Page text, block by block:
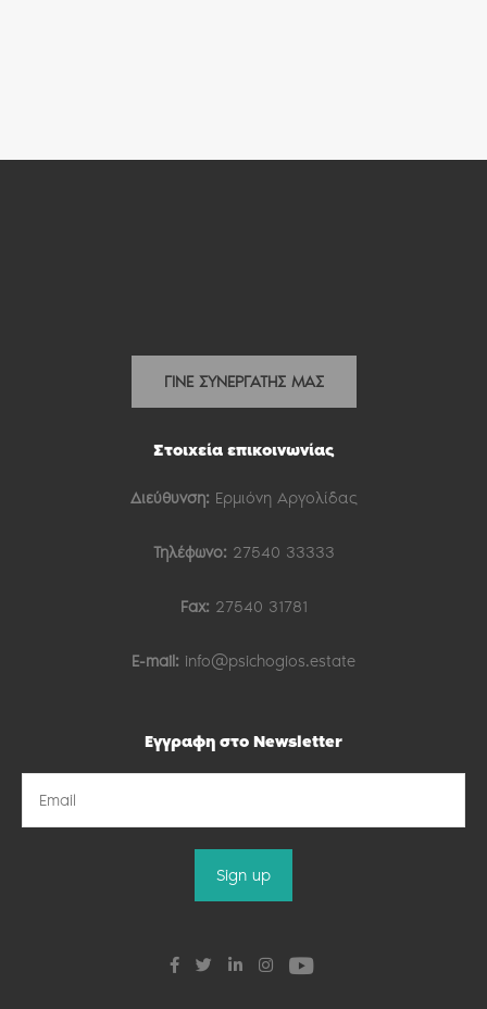
ΓΙΝΕ ΣΥΝΕΡΓΑΤΗΣ ΜΑΣ
Στοιχεία επικοινωνίας
Διεύθυνση: Ερμιόνη Αργολίδας
Τηλέφωνο: 27540 33333
Fax: 27540 31781
E-mail: info@psichogios.estate
Εγγραφη στο Newsletter